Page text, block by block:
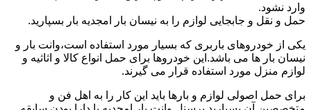
وارد نشود.
حمل و نقل و جابجایی لوازم را به نیسان بار امجدیه بار بسپارید.
یکی از خودروهای باربری که بسیار مورد استفاده است،وانت بار و
نیسان بار ها می باشد.این خودروها برای حمل انواع کالا و اثاثیه و
لوازم منزل مورد استفاده قرار می گیرند.
برای حمل اصولی لوازم و بارها باید این کار را به اهل فن و